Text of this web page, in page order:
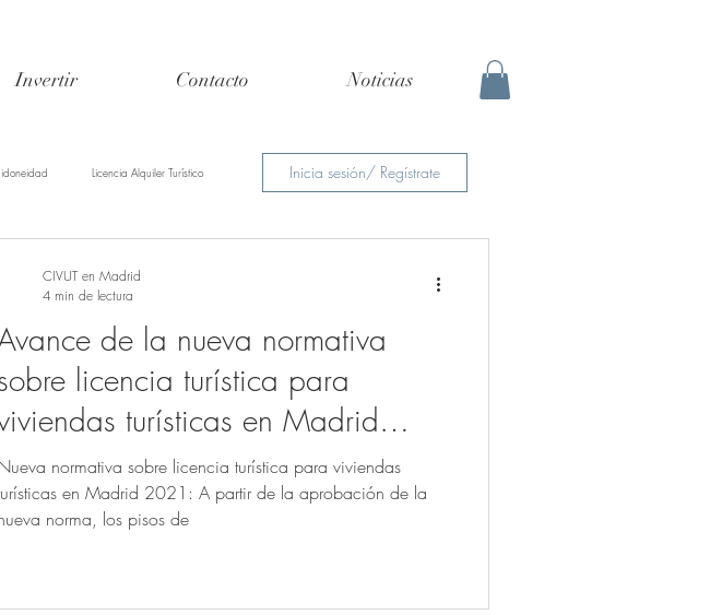
Invertir Contacto Noticias
Licencia Alquiler Turístico Inicia sesión/ Regístrate
de la nueva normativa
licencia turística para
turísticas en Madrid
normativa sobre licencia turística para viviendas
en Madrid 2021: A partir de la aprobación de la
norma, los pisos de
CIVUT en Madrid
4 min de lectura